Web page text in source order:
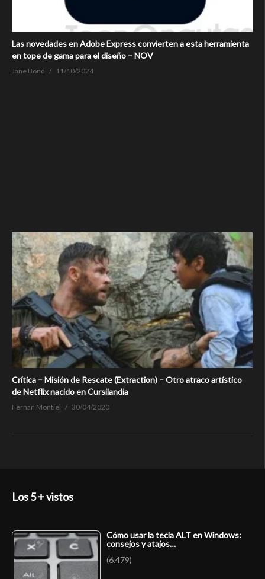
Las novedades en Adobe Express convierten a esta herramienta
en tope de gama para el diseño – NOV
Jane Bond 11/10/2024
Crítica – Misión de Rescate (Extraction) – Otro atraco artístico
de Netflix nacido en Cursilandia
Fernan Montiel 30/04/2020
Los 5 + vistos
Cómo usar la tecla ALT en Windows:
consejos y atajos…
(6.479)